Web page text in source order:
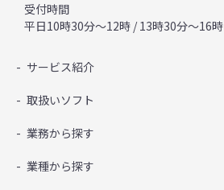
受付時間
平日10時30分～12時 / 13時30分～16時
サービス紹介
取扱いソフト
業務から探す
業種から探す